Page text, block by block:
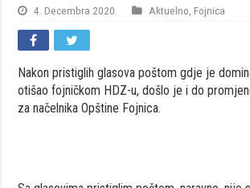
4. Decembra 2020. Aktuelno Fojnica
Nakon pristiglih glasova poštom gdje je
otišao fojničkom HDZ-u, došlo je i do
za načelnika Opštine Fojnica.